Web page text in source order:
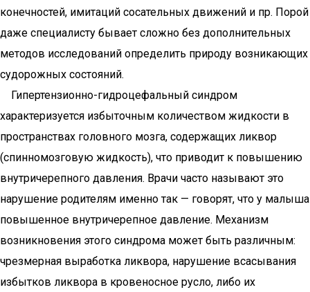
конечностей, имитаций сосательных движений и пр. Порой
даже специалисту бывает сложно без дополнительных
методов исследований определить природу возникающих
судорожных состояний.
Гипертензионно-гидроцефальный синдром
характеризуется избыточным количеством жидкости в
пространствах головного мозга, содержащих ликвор
(спинномозговую жидкость), что приводит к повышению
внутричерепного давления. Врачи часто называют это
нарушение родителям именно так — говорят, что у малыша
повышенное внутричерепное давление. Механизм
возникновения этого синдрома может быть различным:
чрезмерная выработка ликвора, нарушение всасывания
избытков ликвора в кровеносное русло, либо их